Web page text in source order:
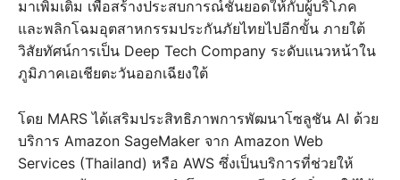
มาเพิ่มเติม เพื่อสร้างประสบการณ์ชั้นยอดให้กับผู้บริโภค
และพลิกโฉมอุตสาหกรรมประกันภัยไทยไปอีกขั้น ภายใต้
วิสัยทัศน์การเป็น Deep Tech Company ระดับแนวหน้าใน
ภูมิภาคเอเชียตะวันออกเฉียงใต้
โดย MARS ได้เสริมประสิทธิภาพการพัฒนาโซลูชัน AI ด้วย
บริการ Amazon SageMaker จาก Amazon Web
Services (Thailand) หรือ AWS ซึ่งเป็นบริการที่ช่วยให้